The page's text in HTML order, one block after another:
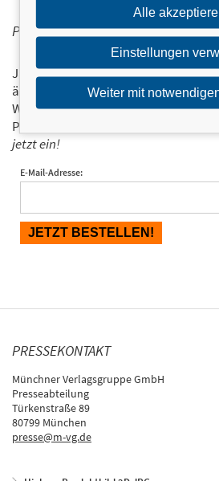
PERSONALISIERTE
Ja, ich will über interessante
ähnliche Produkte informiert
Wir halten Sie per E-Mail auf dem
Programm der Münchner
jetzt ein!
E-Mail-Adresse:
PRESSEKONTAKT
Münchner Verlagsgruppe GmbH
Presseabteilung
Türkenstraße 89
80799 München
presse@m-vg.de
Alle
Einstellungen
Weiter mit